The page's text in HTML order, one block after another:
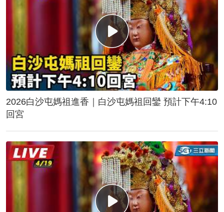
2026白沙屯媽祖進香｜白沙屯媽祖回鑾 預計下午4:10
回宮